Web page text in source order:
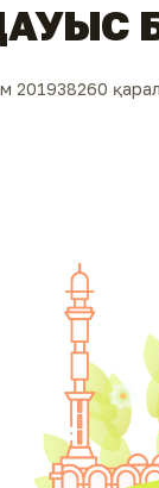
201938260